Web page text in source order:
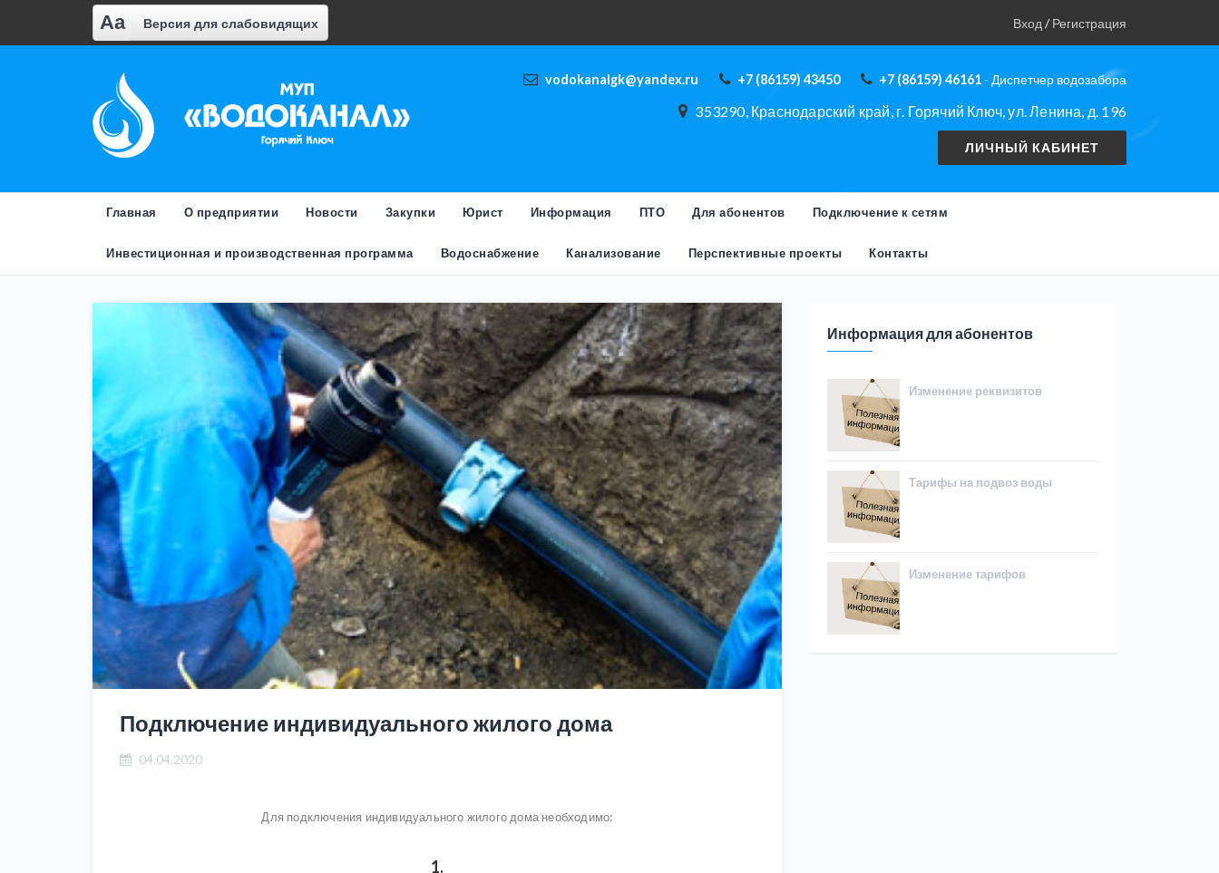
Aa Версия для слабовидящих Вход / Регистрация
vodokanalgk@yandex.ru +7 (86159) 43450 +7 (86159) 46161- Диспетчер водозабора
353290, Краснодарский край, г. Горячий Ключ, ул. Ленина, д. 196
Главная О предприятии Новости Закупки Юрист Информация ПТО Для абонентов Подключение к сетям
Инвестиционная и производственная программа Водоснабжение Канализование Перспективные проекты Контакты
Подключение индивидуального жилого дома
04.04.2020
Для подключения индивидуального жилого дома необходимо:
Информация для абонентов
Изменение реквизитов
Тарифы на подвоз воды
Изменение тарифов